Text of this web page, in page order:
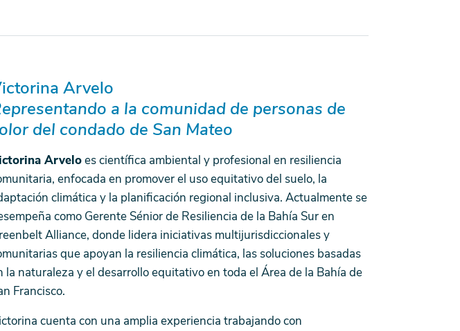
Arvelo
a la comunidad de personas de
del condado de San Mateo
Arveloes científica ambiental y profesional en resiliencia
enfocada en promover el uso equitativo del suelo, la
climática y la planificación regional inclusiva. Actualmente se
como Gerente Sénior de Resiliencia de la Bahía Sur en
Alliance, donde lidera iniciativas multijurisdiccionales y
que apoyan la resiliencia climática, las soluciones basadas
la naturaleza y el desarrollo equitativo en toda el Área de la Bahía de
Francisco.
cuenta con una amplia experiencia trabajando con